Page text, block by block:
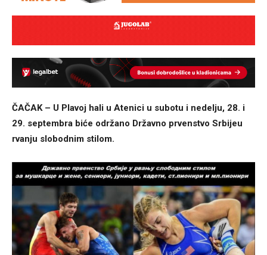
ČAČAK – U Plavoj hali u Atenici u subotu i nedelju, 28. i
29. septembra biće održano Državno prvenstvo Srbijeu
rvanju slobodnim stilom.